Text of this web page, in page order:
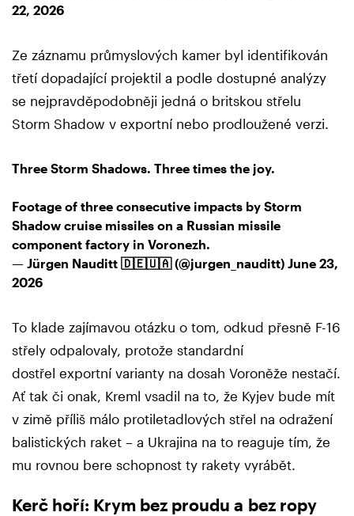
22, 2026
Ze záznamu průmyslových kamer byl identifikován
třetí dopadající projektil a podle dostupné analýzy
se nejpravděpodobněji jedná o britskou střelu
Storm Shadow v exportní nebo prodloužené verzi.
Three Storm Shadows. Three times the joy.
Footage of three consecutive impacts by Storm
Shadow cruise missiles on a Russian missile
component factory in Voronezh.
— Jürgen Nauditt 🇩🇪🇺🇦 (@jurgen_nauditt) June 23,
2026
To klade zajímavou otázku o tom, odkud přesně F-16
střely odpalovaly, protože standardní
dostřel exportní varianty na dosah Voroněže nestačí.
Ať tak či onak, Kreml vsadil na to, že Kyjev bude mít
v zimě příliš málo protiletadlových střel na odražení
balistických raket – a Ukrajina na to reaguje tím, že
mu rovnou bere schopnost ty rakety vyrábět.
Kerč hoří: Krym bez proudu a bez ropy